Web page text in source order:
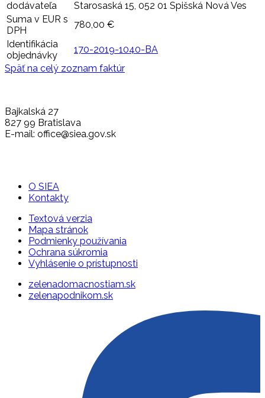
dodávateľa
Starosaská 15, 052 01 Spišská Nová Ves
Suma v EUR s
DPH
780,00 €
Identifikácia
objednávky
170-2019-1040-BA
Späť na celý zoznam faktúr
Bajkalská 27
827 99 Bratislava
E-mail: office@siea.gov.sk
O SIEA
Kontakty
Textová verzia
Mapa stránok
Podmienky používania
Ochrana súkromia
Vyhlásenie o prístupnosti
zelenadomacnostiam.sk
zelenapodnikom.sk